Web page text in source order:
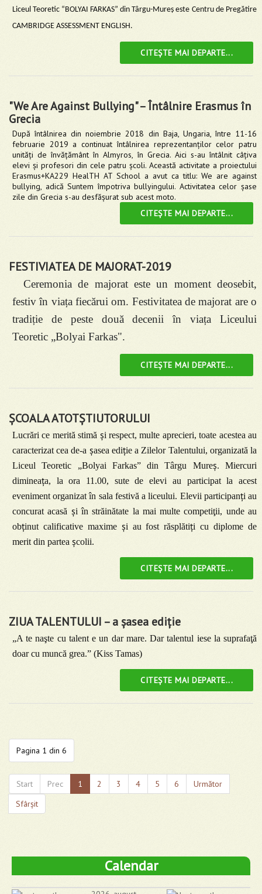
Liceul Teoretic “BOLYAI FARKAS” din Târgu-Mureș este Centru de Pregătire
CAMBRIDGE ASSESSMENT ENGLISH.
CITEȘTE MAI DEPARTE...
"We Are Against Bullying" – Întâlnire Erasmus în
Grecia
După întâlnirea din noiembrie 2018 din Baja, Ungaria, între 11-16
februarie 2019 a continuat întâlnirea reprezentanților celor patru
unități de învățământ în Almyros, în Grecia. Aici s-au întâlnit câțiva
elevi și profesori din cele patru școli. Această activitate a proiectului
Erasmus+KA229 HealTH AT School a avut ca titlu: We are against
bullying, adică Suntem împotriva bullyingului. Activitatea celor șase
zile din Grecia s-au desfășurat sub acest moto.
CITEȘTE MAI DEPARTE...
FESTIVIATEA DE MAJORAT-2019
Ceremonia de majorat este un moment deosebit,
festiv în viața fiecărui om. Festivitatea de majorat are o
tradiție de peste două decenii în viața Liceului
Teoretic „Bolyai Farkas".
CITEȘTE MAI DEPARTE...
ȘCOALA ATOTȘTIUTORULUI
Lucrări ce merită stimă și respect, multe aprecieri, toate acestea au
caracterizat cea de-a șasea ediție a Zilelor Talentului, organizată la
Liceul Teoretic „Bolyai Farkas” din Târgu Mureș. Miercuri
dimineața, la ora 11.00, sute de elevi au participat la acest
eveniment organizat în sala festivă a liceului. Elevii participanți au
concurat acasă și în străinătate la mai multe competiţii, unde au
obținut calificative maxime și au fost răsplătiți cu diplome de
merit din partea școlii.
CITEȘTE MAI DEPARTE...
ZIUA TALENTULUI – a şasea ediţie
„A te naşte cu talent e un dar mare. Dar talentul iese la suprafaţă
doar cu muncă grea.” (Kiss Tamas)
CITEȘTE MAI DEPARTE...
Pagina 1 din 6
Start Prec 1 2 3 4 5 6
Următor
Sfârșit
Calendar